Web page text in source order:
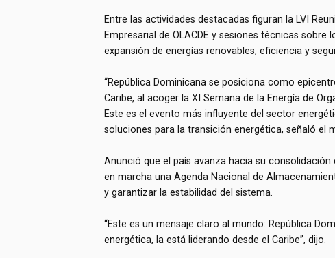
Entre las actividades destacadas figuran la LVI
Empresarial de OLACDE y sesiones técnicas
expansión de energías renovables, eficiencia y
“República Dominicana se posiciona como
Caribe, al acoger la XI Semana de la Energía de
Este es el evento más influyente del sector
soluciones para la transición energética, señaló el
Anunció que el país avanza hacia su
en marcha una Agenda Nacional de
y garantizar la estabilidad del sistema.
“Este es un mensaje claro al mundo: República
energética, la está liderando desde el Caribe”, dijo.